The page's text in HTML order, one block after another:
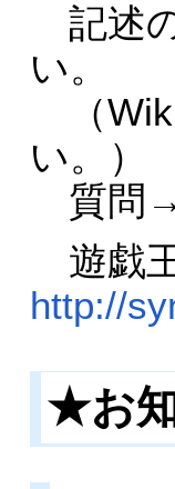
記述
い。
（
い。）
質問
遊戯
http://
★お